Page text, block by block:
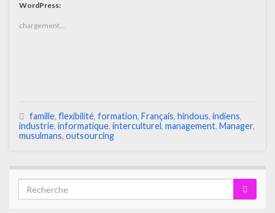
WordPress:
chargement…
famille, flexibilité, formation, Français, hindous, indiens,
industrie, informatique, interculturel, management, Manager,
musulmans, outsourcing